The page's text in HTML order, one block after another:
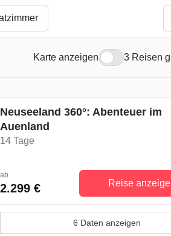
3 Reisen
Karte anzeigen
Neuseeland 360°: Abenteuer im
Auenland
14 Tage
ab
2.299 € Reise
6 Daten anzeigen